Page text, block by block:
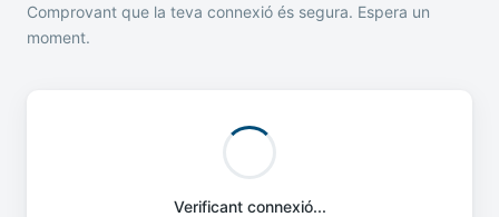
Comprovant que la teva connexió és segura. Espera un
moment.
Verificant connexió...